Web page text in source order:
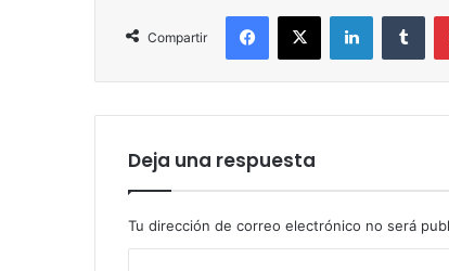
Compartir
Facebook
X LinkedIn
Deja una respuesta
Tu dirección de correo electrónico no será